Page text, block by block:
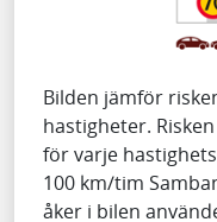
Bilden jämför
hastigheter.
för varje
100 km/tim
åker i bilen